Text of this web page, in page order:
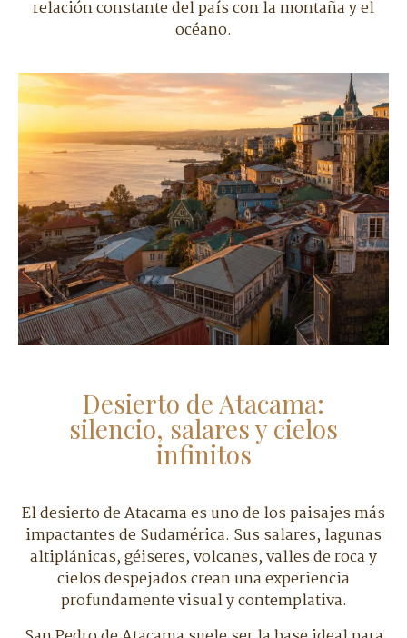
relación constante del país con la montaña y el
océano.
Desierto de Atacama:
silencio, salares y cielos
infinitos
El desierto de Atacama es uno de los paisajes más
impactantes de Sudamérica. Sus salares, lagunas
altiplánicas, géiseres, volcanes, valles de roca y
cielos despejados crean una experiencia
profundamente visual y contemplativa.